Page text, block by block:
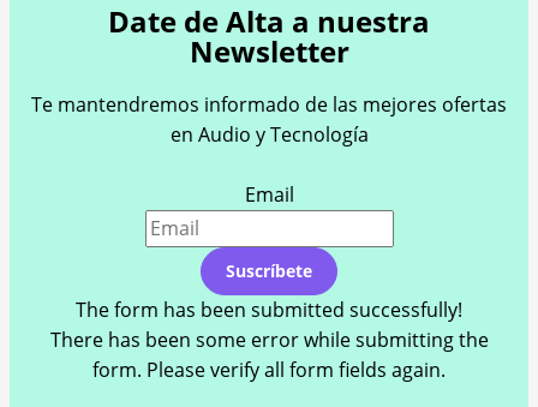
Date de Alta a nuestra
Newsletter
Te mantendremos informado de las mejores ofertas
en Audio y Tecnología
Email
Suscríbete
The form has been submitted successfully!
There has been some error while submitting the
form. Please verify all form fields again.